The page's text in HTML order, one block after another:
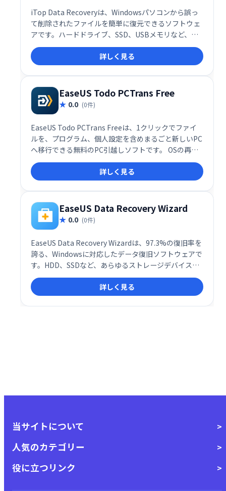
iTop Data Recoveryは、Windowsパソコンから誤っ
て削除されたファイルを簡単に復元できるソフトウェ
アです。ハードドライブ、SSD、USBメモリなど、
様々なストレージデバイスに対応。写真、動画、ドキ
ュメントなど、様々なファイルの種類を復元可能で
す。数クリックで操作でき、スキャン前にファイルの
種類や場所を指定できます。復元前にプレビューも確
認できるので安心です。ごみ箱から復元、ウイルス被
害からのデータ復旧にも最適です。
詳しく見る
EaseUS Todo PCTrans Free
0.0 (0件)
EaseUS Todo PCTrans Freeは、1クリックでファイ
ルを、プログラム、個人設定を含めまるごと新しいPC
へ移行できる無料のPC引越しソフトです。 OSの再イ
ンストールやPC故障時でも、大切なデータを簡単に新
しいPCへ移行、または故障PCからレスキューできま
す。 面倒な設定不要で、スムーズなPC移行を実現しま
す。
詳しく見る
EaseUS Data Recovery Wizard
0.0 (0件)
EaseUS Data Recovery Wizardは、97.3%の復旧率を
誇る、Windowsに対応したデータ復旧ソフトウェアで
す。HDD、SSDなど、あらゆるストレージデバイスか
ら写真、動画、ドキュメントなど、あらゆる種類のフ
ァイルを復元できます。紛失原因を問わず、3ステップ
の簡単操作でデータを復旧。Windows
11/10/8.1/8/7/XPに対応し、大切なデータを確実に守
詳しく見る
当サイトについて
人気のカテゴリー
役に立つリンク